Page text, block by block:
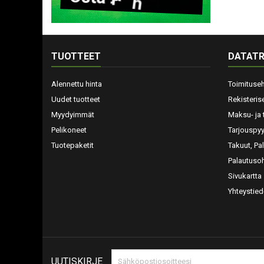
TUOTTEET
Alennettu hinta
Uudet tuotteet
Myydyimmät
Pelikoneet
Tuotepaketit
Maksu- ja
Takuut,
Sivukartta
UUTISKIRJE